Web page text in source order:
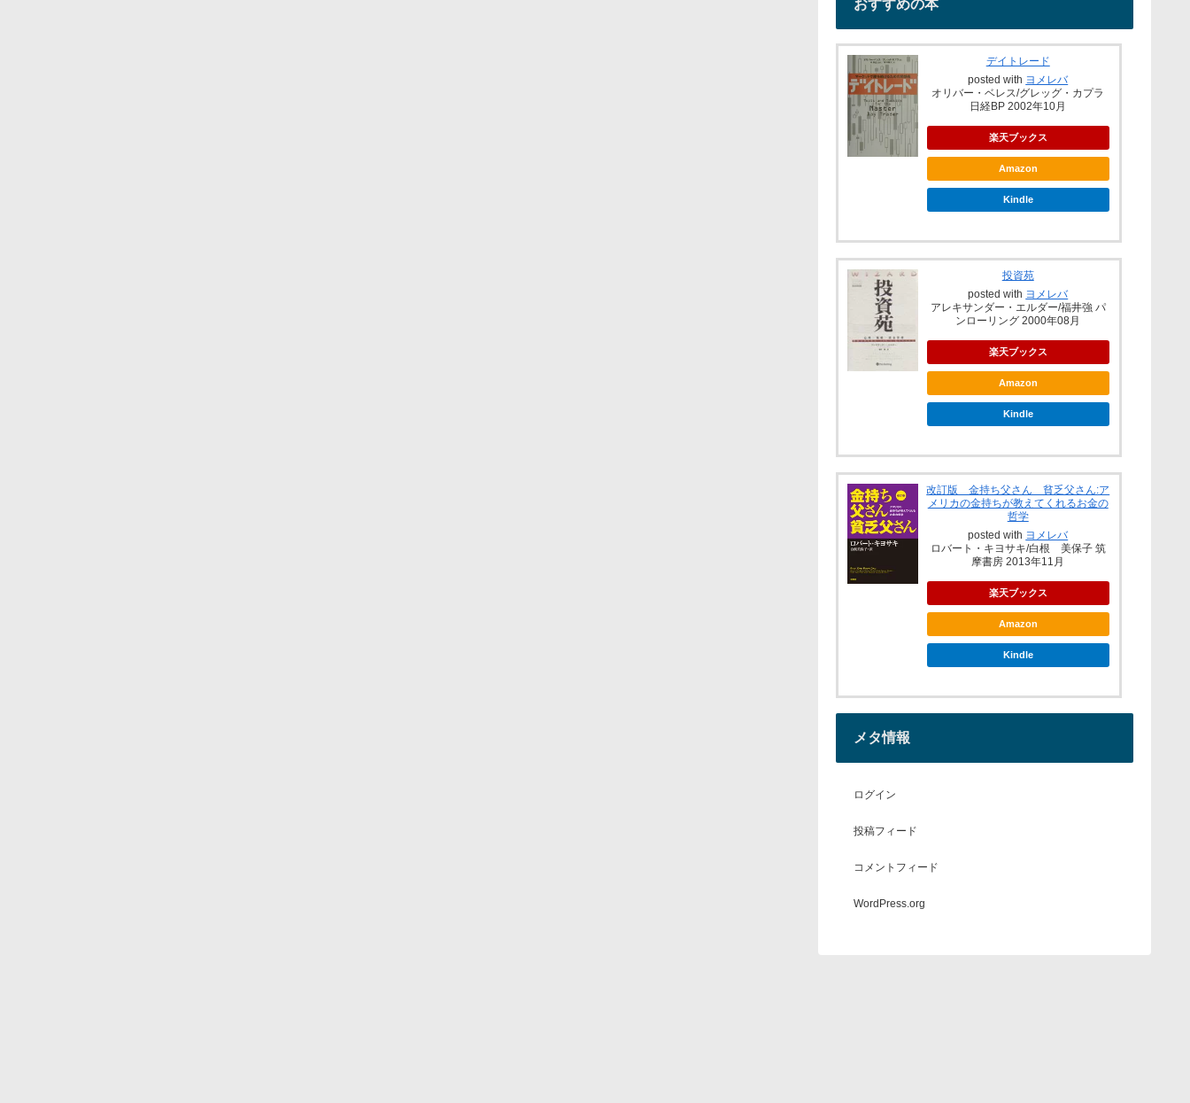
おすすめの本
デイトレード
posted with ヨメレバ
オリバー・ベレス/グレッグ・カプラ
日経BP 2002年10月
楽天ブックス
Amazon
Kindle
投資苑
posted with ヨメレバ
アレキサンダー・エルダー/福井強 パ
ンローリング 2000年08月
楽天ブックス
Amazon
Kindle
改訂版 金持ち父さん 貧乏父さん:ア
メリカの金持ちが教えてくれるお金の
哲学
posted with ヨメレバ
ロバート・キヨサキ/白根 美保子 筑
摩書房 2013年11月
楽天ブックス
Amazon
Kindle
メタ情報
ログイン
投稿フィード
コメントフィード
WordPress.org